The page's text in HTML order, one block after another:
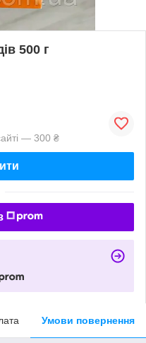
500 г
— 300 ₴
Умови повернення